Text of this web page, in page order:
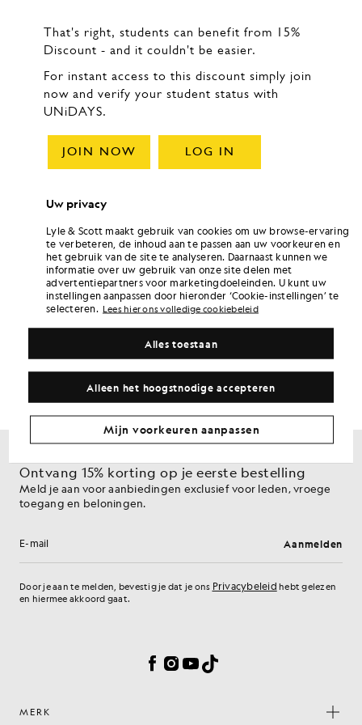
Ontvang 15% korting op je eerste bestelling
Meld je aan voor aanbiedingen exclusief voor leden, vroege
toegang en beloningen.
E-mailadres Aanmelden
Door je aan te melden, bevestig je dat je ons Privacybeleid hebt gelezen
en hiermee akkoord gaat.
Facebook
Instagram
YouTube
TikTok
MERK
Uw privacy
Lyle & Scott maakt gebruik van cookies om uw browse-ervaring
te verbeteren, de inhoud aan te passen aan uw voorkeuren en
het gebruik van de site te analyseren. Daarnaast kunnen we
informatie over uw gebruik van onze site delen met
advertentiepartners voor marketingdoeleinden. U kunt uw
instellingen aanpassen door hieronder ‘Cookie-instellingen’ te
selecteren.
Lees hier ons volledige cookiebeleid
Alleen het hoogstnodige accepteren
Alles toestaan
Mijn voorkeuren aanpassen